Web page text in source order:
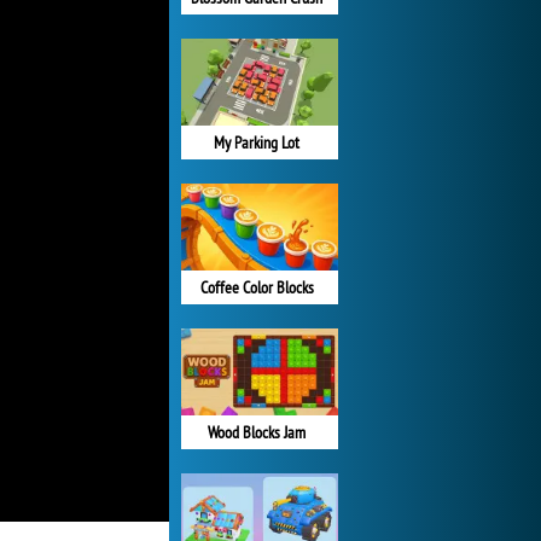
My Parking Lot
Coffee Color Blocks
Wood Blocks Jam